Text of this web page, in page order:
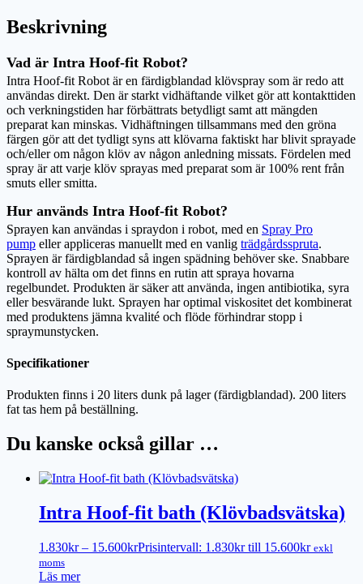
Beskrivning
Vad är Intra Hoof-fit Robot?
Intra Hoof-fit Robot är en färdigblandad klövspray som är redo att
användas direkt. Den är starkt vidhäftande vilket gör att kontakttiden
och verkningstiden har förbättrats betydligt samt att mängden
preparat kan minskas. Vidhäftningen tillsammans med den gröna
färgen gör att det tydligt syns att klövarna faktiskt har blivit sprayade
och/eller om någon klöv av någon anledning missats. Fördelen med
spray är att varje klöv sprayas med preparat som är 100% rent från
smuts eller smitta.
Hur används Intra Hoof-fit Robot?
Sprayen kan användas i spraydon i robot, med en Spray Pro
pump eller appliceras manuellt med en vanlig trädgårdsspruta.
Sprayen är färdigblandad så ingen spädning behöver ske. Snabbare
kontroll av hälta om det finns en rutin att spraya hovarna
regelbundet. Produkten är säker att använda, ingen antibiotika, syra
eller besvärande lukt. Sprayen har optimal viskositet det kombinerat
med produktens jämna kvalité och flöde förhindrar stopp i
spraymunstycken.
Specifikationer
Produkten finns i 20 liters dunk på lager (färdigblandad). 200 liters
fat tas hem på beställning.
Du kanske också gillar …
Intra Hoof-fit bath (Klövbadsvätska)
1.830kr – 15.600krPrisintervall: 1.830kr till 15.600kr exkl
moms
Läs mer